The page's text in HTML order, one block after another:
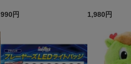
990円 1,980円